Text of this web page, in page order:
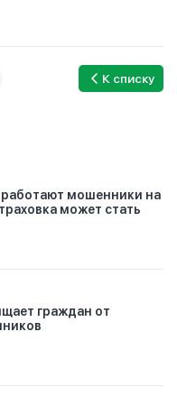
К списку
мошенники на
может стать
граждан от